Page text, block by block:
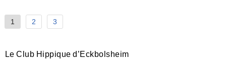
Pagination
des
1 2 3
Le Club Hippique d’Eckbolsheim